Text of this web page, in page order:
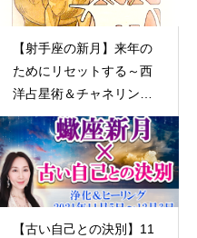
【射手座の新月】来年の
ためにリセットする～西
洋占星術＆チャネリング
～
【古い自己との決別】11